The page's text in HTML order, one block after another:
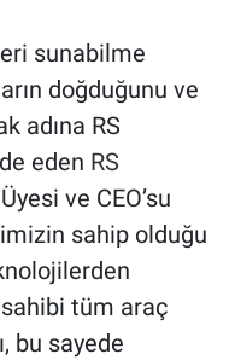
sunabilme
doğduğunu ve
adına RS
eden RS
ve CEO’su
sahip olduğu
tüm araç
bu sayede